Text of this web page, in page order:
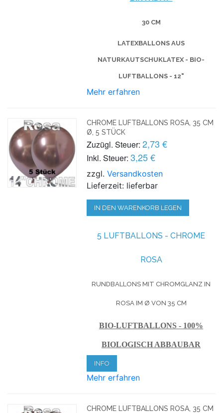
30 CM
LATEXBALLONS AUS
NATURKAUTSCHUKLATEX - BIO-
LUFTBALLONS - 12"
Mehr erfahren
CHROME LUFTBALLONS ROSA, 35 CM
Ø, 5 STÜCK
Zuzügl. Steuer: 2,73 €
Inkl. Steuer: 3,25 €
zzgl.Versandkosten
Lieferzeit: lieferbar
IN DEN WARENKORB LEGEN
5 LUFTBALLONS - CHROME
ROSA
RUNDBALLONS MIT CHROMGLANZ IN
ROSA IM Ø VON 35 CM
BIO-LUFTBALLONS - 100%
BIOLOGISCH ABBAUBAR
INFO
Mehr erfahren
CHROME LUFTBALLONS ROSA, 35 CM